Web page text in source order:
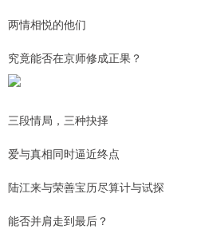
两情相悦的他们
究竟能否在京师修成正果？
三段情局，三种抉择
爱与真相同时逼近终点
陆江来与荣善宝历尽算计与试探
能否并肩走到最后？